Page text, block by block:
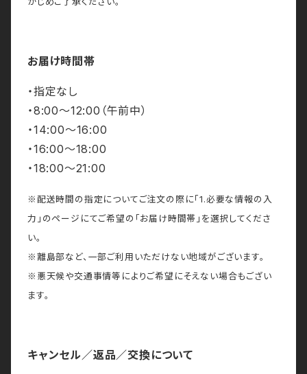
お届け時間帯
・指定なし
・8:00～12:00（午前中）
・14:00～16:00
・16:00～18:00
・18:00～21:00
※配送時間の指定についてご注文の際に「1.必要な情報の入
力」のページにてご希望の「お届け時間帯」を選択してくださ
い。
※離島部など、一部ご利用いただけない地域がございます。
※悪天候や交通事情等によりご希望にそえない場合もござい
ます。
キャンセル／返品／交換について